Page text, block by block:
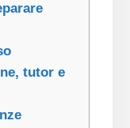
tutor e